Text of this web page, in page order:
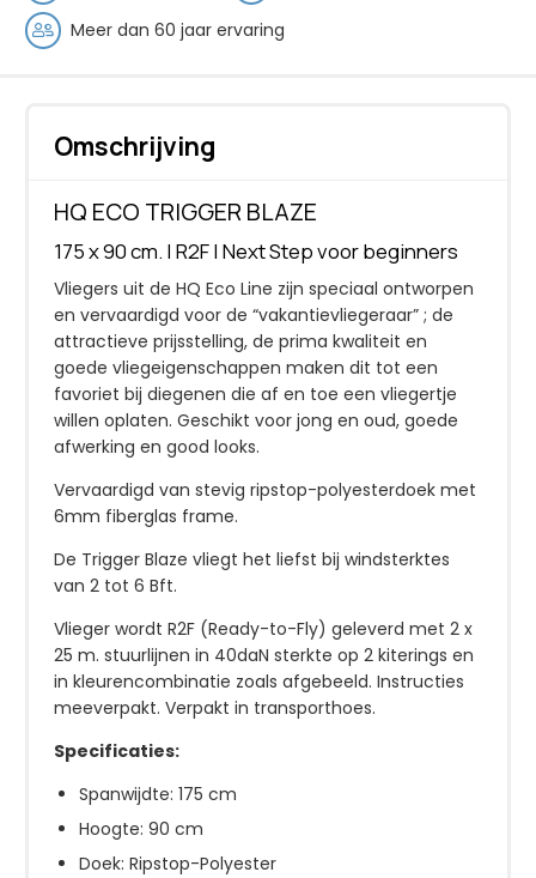
Meer dan 60 jaar ervaring
Omschrijving
HQ ECO TRIGGER BLAZE
175 x 90 cm. | R2F | Next Step voor beginners
Vliegers uit de HQ Eco Line zijn speciaal ontworpen
en vervaardigd voor de “vakantievliegeraar” ; de
attractieve prijsstelling, de prima kwaliteit en
goede vliegeigenschappen maken dit tot een
favoriet bij diegenen die af en toe een vliegertje
willen oplaten. Geschikt voor jong en oud, goede
afwerking en good looks.
Vervaardigd van stevig ripstop-polyesterdoek met
6mm fiberglas frame.
De Trigger Blaze vliegt het liefst bij windsterktes
van 2 tot 6 Bft.
Vlieger wordt R2F (Ready-to-Fly) geleverd met 2 x
25 m. stuurlijnen in 40daN sterkte op 2 kiterings en
in kleurencombinatie zoals afgebeeld. Instructies
meeverpakt. Verpakt in transporthoes.
Specificaties:
Spanwijdte: 175 cm
Hoogte: 90 cm
Doek: Ripstop-Polyester